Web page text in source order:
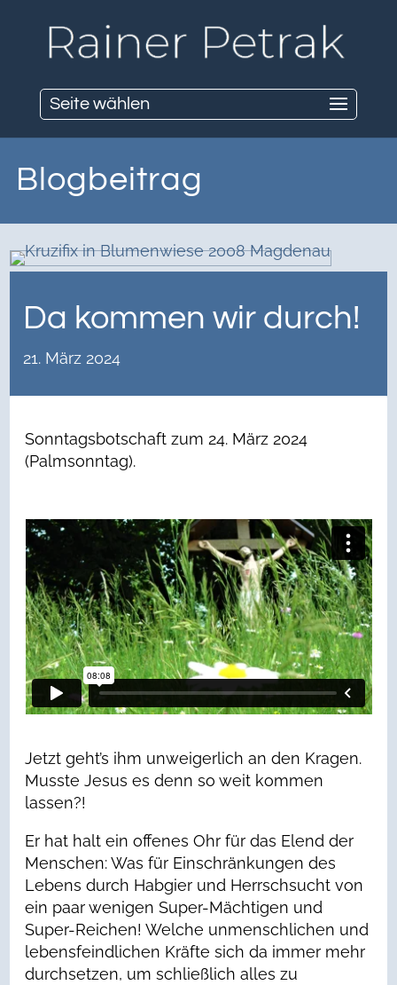
Seite wählen
Blogbeitrag
Da kommen wir durch!
21. März 2024
Sonntagsbotschaft zum 24. März 2024
(Palmsonntag).
Jetzt geht’s ihm unweigerlich an den Kragen.
Musste Jesus es denn so weit kommen
lassen?!
Er hat halt ein offenes Ohr für das Elend der
Menschen: Was für Einschränkungen des
Lebens durch Habgier und Herrschsucht von
ein paar wenigen Super-Mächtigen und
Super-Reichen! Welche unmenschlichen und
lebensfeindlichen Kräfte sich da immer mehr
durchsetzen, um schließlich alles zu